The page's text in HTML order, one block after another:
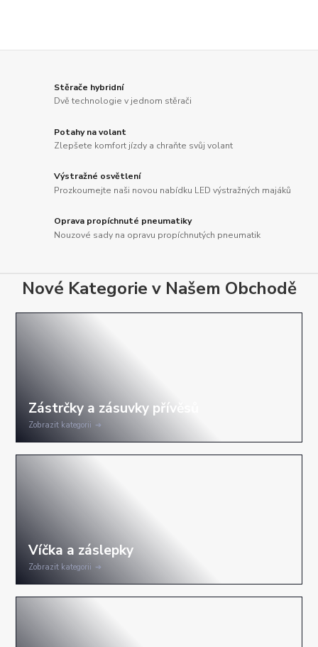
Stěrače hybridní
Dvě technologie v jednom stěrači
Potahy na volant
Zlepšete komfort jízdy a chraňte svůj volant
Výstražné osvětlení
Prozkoumejte naši novou nabídku LED výstražných majáků
Oprava propíchnuté pneumatiky
Nouzové sady na opravu propíchnutých pneumatik
Nové Kategorie v Našem Obchodě
Zobrazit kategorii
Zobrazit kategorii